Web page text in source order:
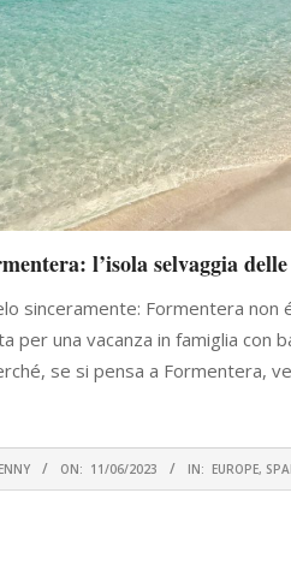
l’isola selvaggia
sinceramente: Formentera non
per una vacanza in famiglia con
se si pensa a Formentera,
ON: 11/06/2023 IN: EUROPE,